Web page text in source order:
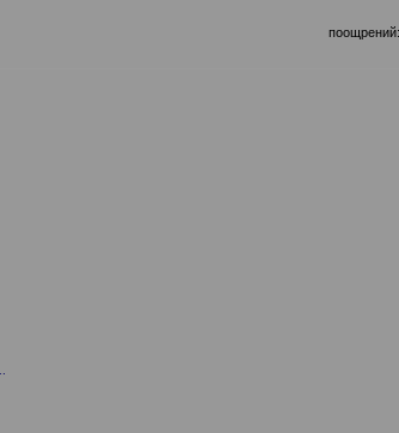
поощрений: